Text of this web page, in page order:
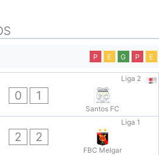
P E G P E
Liga 2
0 1
Santos FC
Liga 1
2 2
FBC Melgar